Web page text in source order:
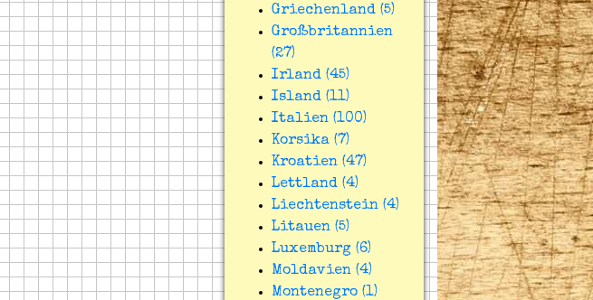
Griechenland (5)
Großbritannien
(27)
Irland (45)
Island (11)
Italien (100)
Korsika (7)
Kroatien (47)
Lettland (4)
Liechtenstein (4)
Litauen (5)
Luxemburg (6)
Moldavien (4)
Montenegro (1)